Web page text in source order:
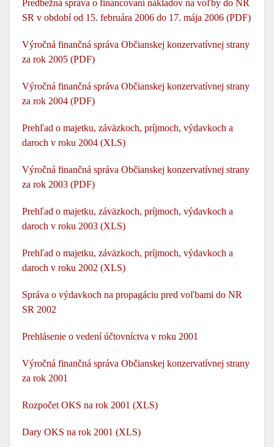
Predbežná správa o financovaní nákladov na voľby do NR
SR v období od 15. februára 2006 do 17. mája 2006 (PDF)
Výročná finančná správa Občianskej konzervatívnej strany
za rok 2005 (PDF)
Výročná finančná správa Občianskej konzervatívnej strany
za rok 2004 (PDF)
Prehľad o majetku, záväzkoch, príjmoch, výdavkoch a
daroch v roku 2004 (XLS)
Výročná finančná správa Občianskej konzervatívnej strany
za rok 2003 (PDF)
Prehľad o majetku, záväzkoch, príjmoch, výdavkoch a
daroch v roku 2003 (XLS)
Prehľad o majetku, záväzkoch, príjmoch, výdavkoch a
daroch v roku 2002 (XLS)
Správa o výdavkoch na propagáciu pred voľbami do NR
SR 2002
Prehlásenie o vedení účtovníctva v roku 2001
Výročná finančná správa Občianskej konzervatívnej strany
za rok 2001
Rozpočet OKS na rok 2001 (XLS)
Dary OKS na rok 2001 (XLS)